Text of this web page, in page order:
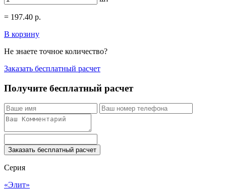
= 197.40 р.
В корзину
Не знаете точное количество?
Заказать бесплатный расчет
Получите бесплатный расчет
Заказать бесплатный расчет
Серия
«Элит»